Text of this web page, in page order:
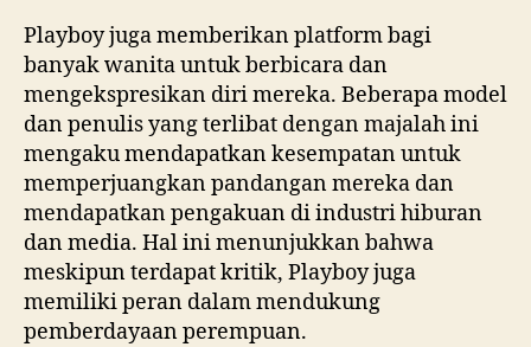
Playboy juga memberikan platform bagi
banyak wanita untuk berbicara dan
mengekspresikan diri mereka. Beberapa model
dan penulis yang terlibat dengan majalah ini
mengaku mendapatkan kesempatan untuk
memperjuangkan pandangan mereka dan
mendapatkan pengakuan di industri hiburan
dan media. Hal ini menunjukkan bahwa
meskipun terdapat kritik, Playboy juga
memiliki peran dalam mendukung
pemberdayaan perempuan.